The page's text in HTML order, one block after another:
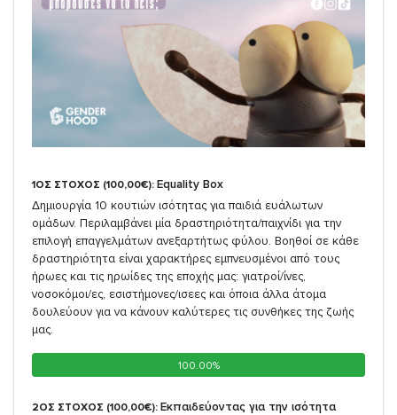
1ΟΣ ΣΤΟΧΟΣ (100,00€): Equality Box
Δημιουργία 10 κουτιών ισότητας για παιδιά ευάλωτων
ομάδων. Περιλαμβάνει μία δραστηριότητα/παιχνίδι για την
επιλογή επαγγελμάτων ανεξαρτήτως φύλου. Βοηθοί σε κάθε
δραστηριότητα είναι χαρακτήρες εμπνευσμένοι από τους
ήρωες και τις ηρωίδες της εποχής μας: γιατροί/ίνες,
νοσοκόμοι/ες, εσιστήμονες/ισεες και όποια άλλα άτομα
δουλεύουν για να κάνουν καλύτερες τις συνθήκες της ζωής
μας.
100.00%
100.00%
2ΟΣ ΣΤΟΧΟΣ (100,00€): Εκπαιδεύοντας για την ισότητα